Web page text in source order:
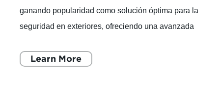
ganando popularidad como solución óptima para la
seguridad en exteriores, ofreciendo una avanzada
Learn More